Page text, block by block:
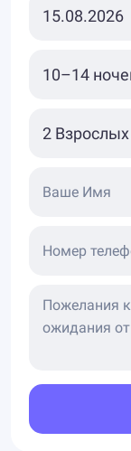
Ваше Имя
Номер